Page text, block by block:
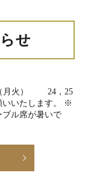
せ
月火） 24，25
いたします。 ※
ル席が暑いで